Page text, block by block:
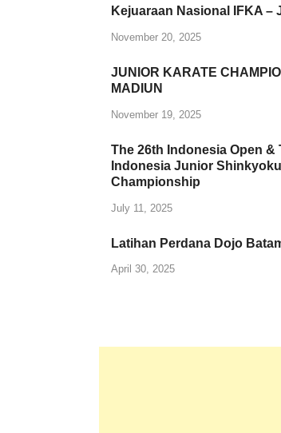
Kejuaraan Nasional IFKA –
November 20, 2025
JUNIOR KARATE
MADIUN
November 19, 2025
The 26th Indonesia Open &
Indonesia Junior
Championship
July 11, 2025
Latihan Perdana Dojo
April 30, 2025